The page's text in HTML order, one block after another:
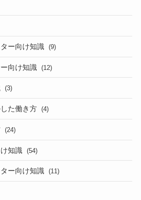
ー向け知識 (9)
向け知識 (12)
(3)
た働き方 (4)
(24)
知識 (54)
ー向け知識 (11)